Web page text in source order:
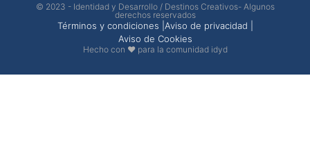
© 2023 - Identidad y Desarrollo / Destinos Creativos- Algunos
derechos reservados
Términos y condiciones | Aviso de privacidad |
Aviso de Cookies
Hecho con ❤ para la comunidad idyd